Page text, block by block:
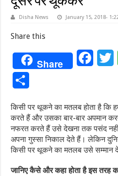
Disha News January 15, 2018-
Share this
Share
किसी पर थूकने का मतलब होता है कि
करते हैं और उसका बार-बार अपमान
नफरत करते हैं उसे देखना तक पसंद
अपना गुस्सा निकाल देते हैं। लेकिन
किसी पर थूकने का मतलब उसे सम्मान
जानिए कैसे और कहा होता है इस तरह